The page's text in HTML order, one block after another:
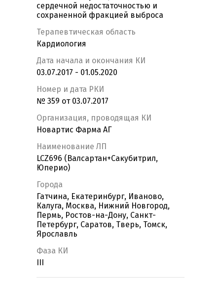
сердечной недостаточностью и
сохраненной фракцией выброса
Терапевтическая область
Кардиология
Дата начала и окончания КИ
03.07.2017 - 01.05.2020
Номер и дата РКИ
№ 359 от 03.07.2017
Организация, проводящая КИ
Новартис Фарма АГ
Наименование ЛП
LCZ696 (Валсартан+Сакубитрил,
Юперио)
Города
Гатчина, Екатеринбург, Иваново,
Калуга, Москва, Нижний Новгород,
Пермь, Ростов-на-Дону, Санкт-
Петербург, Саратов, Тверь, Томск,
Ярославль
Фаза КИ